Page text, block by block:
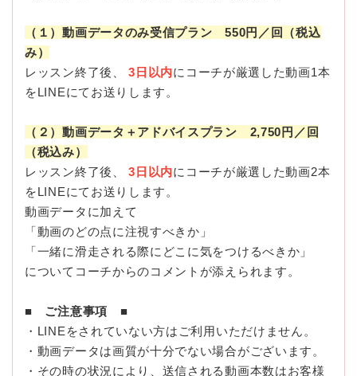
（１）動画データのみ受信プラン 550円／回（税込
み）
レッスン終了後、3日以内にコーチが厳選した動画1本
をLINEにてお送りします。
（２）動画データ＋アドバイスプラン 2,750円／回
（税込み）
レッスン終了後、3日以内にコーチが厳選した動画2本
をLINEにてお送りします。
動画データに加えて
「動画のどの点に注視すべきか」
「一緒に滑走される際にどこに気をつけるべきか」
についてコーチからのコメントが添えられます。
■ ご注意事項 ■
・LINEをされていない方はご利用いただけません。
・動画データは画質が十分でない場合がございます。
・その時の状況により、送信される動画本数はお客様